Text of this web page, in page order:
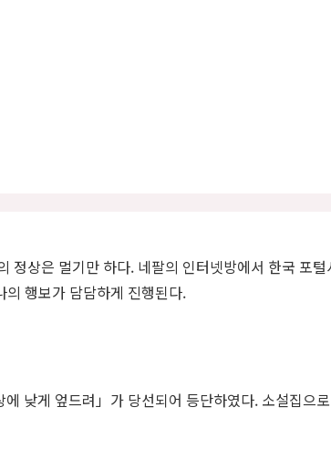
상은 멀기만 하다. 네팔의 인터넷방에서 한국 포
의 행보가 담담하게 진행된다.
낮게 엎드려」가 당선되어 등단하였다. 소설집으